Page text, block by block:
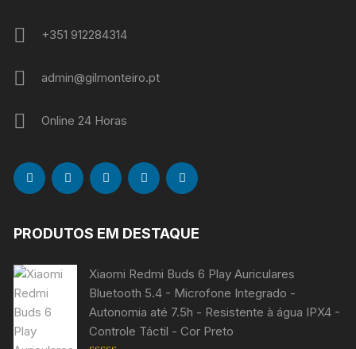
+351 912284314
admin@gilmonteiro.pt
Online 24 Horas
PRODUTOS EM DESTAQUE
Xiaomi Redmi Buds 6 Play Auriculares
Bluetooth 5.4 - Microfone Integrado -
Autonomia até 7.5h - Resistente à água IPX4 -
Controle Táctil - Cor Preto